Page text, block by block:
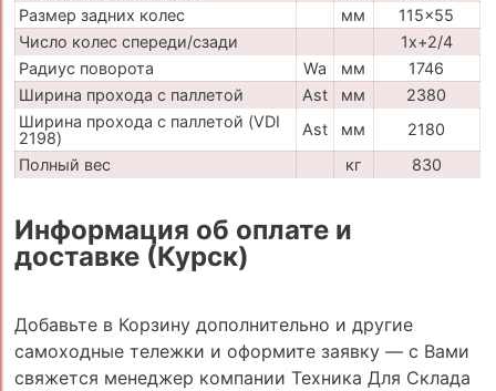
Размер задних колес
мм
115x55
Число колес спереди/сзади
1x+2/4
Радиус поворота
Wa мм
1746
Ширина прохода с паллетой
Ast мм
2380
Ширина прохода с паллетой (VDI
2198)
Ast мм
2180
Полный вес
кг 830
Информация об оплате и
доставке (Курск)
Добавьте в Корзину дополнительно и другие
самоходные тележки и оформите заявку — с Вами
свяжется менеджер компании Техника Для Склада